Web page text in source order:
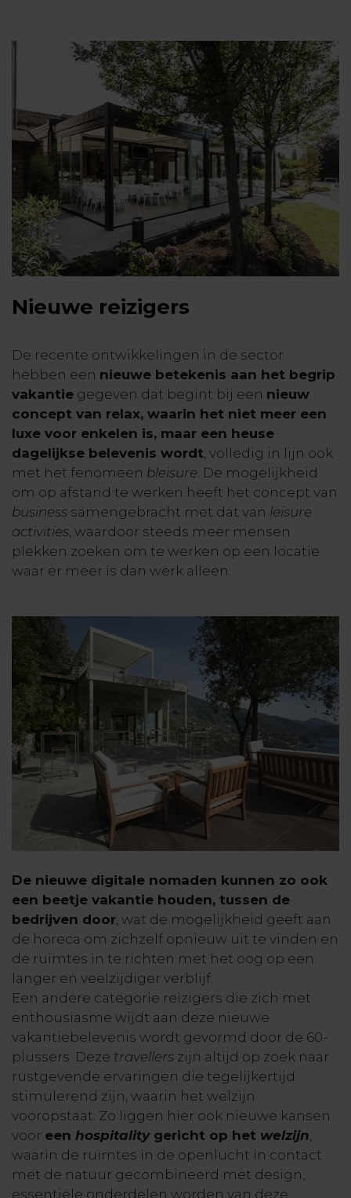
Nieuwe reizigers
De recente ontwikkelingen in de sector
hebben een nieuwe betekenis aan het begrip
vakantie gegeven dat begint bij een nieuw
concept van relax, waarin het niet meer een
luxe voor enkelen is, maar een heuse
dagelijkse belevenis wordt , volledig in lijn ook
met het fenomeen bleisure . De mogelijkheid
om op afstand te werken heeft het concept van
business samengebracht met dat van leisure
activities , waardoor steeds meer mensen
plekken zoeken om te werken op een locatie
waar er meer is dan werk alleen.
De nieuwe digitale nomaden kunnen zo ook
een beetje vakantie houden, tussen de
bedrijven door , wat de mogelijkheid geeft aan
de horeca om zichzelf opnieuw uit te vinden en
de ruimtes in te richten met het oog op een
langer en veelzijdiger verblijf.
Een andere categorie reizigers die zich met
enthousiasme wijdt aan deze nieuwe
vakantiebelevenis wordt gevormd door de 60-
plussers. Deze travellers zijn altijd op zoek naar
rustgevende ervaringen die tegelijkertijd
stimulerend zijn, waarin het welzijn
vooropstaat. Zo liggen hier ook nieuwe kansen
voor een hospitalitygericht op het welzijn
waarin de ruimtes in de openlucht in contact
met de natuur gecombineerd met design,
essentiële onderdelen worden van deze